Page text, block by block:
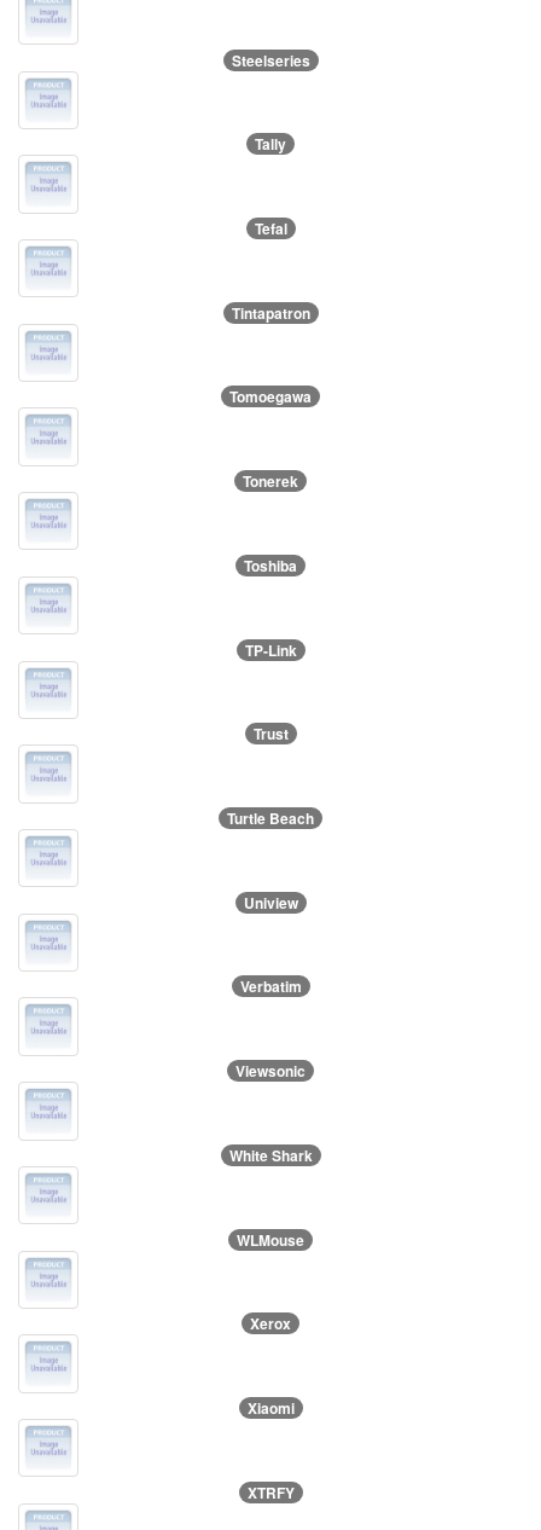
Steelseries
Tally
Tefal
Tintapatron
Tomoegawa
Tonerek
Toshiba
TP-Link
Trust
Turtle Beach
Uniview
Verbatim
Viewsonic
White Shark
WLMouse
Xerox
Xiaomi
XTRFY